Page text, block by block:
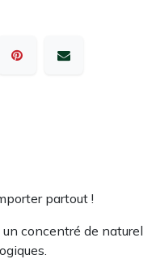
partout !
concentré de naturel